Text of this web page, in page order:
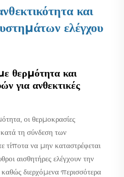
και
ελέγχου
θερμότητα και
για ανθεκτικές
οι θερμοκρασίες
τη σύνδεση των
τίποτα να μην καταστρέφεται
αισθητήρες ελέγχουν την
διερχόμενα περισσότερα